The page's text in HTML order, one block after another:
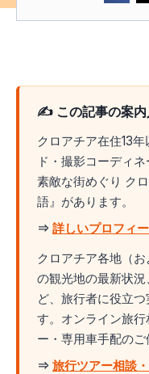
✍️ この記事の案内
クロアチア在住13
ド・撮影コーディ
素敵な街めぐり ク
語』があります。
⇒ 詳しいプロフィ
クロアチア各地（お
の観光地の最新状
ど、旅行者に役立
す。オンライン旅
ー・専用車手配のご
⇒ 旅行ツアー相談